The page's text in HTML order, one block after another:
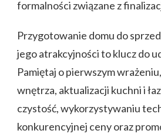
formalności związane z
Przygotowanie domu do
jego atrakcyjności to klucz do
Pamiętaj o pierwszym
wnętrza, aktualizacji kuchni i
czystość, wykorzystywaniu
konkurencyjnej ceny oraz